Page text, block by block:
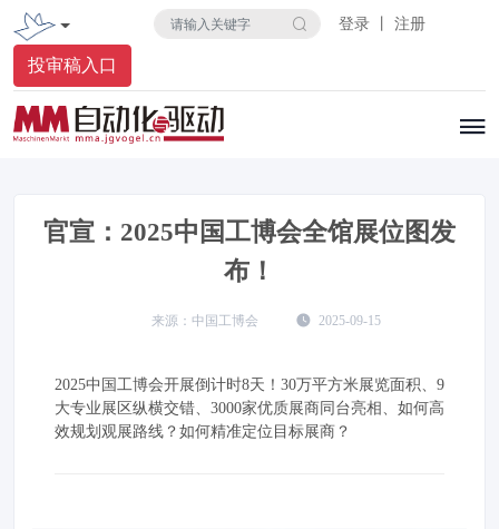
登录 丨 注册
投审稿入口
官宣：2025中国工博会全馆展位图发
布！
中国工博会 2025-09-15
2025中国工博会开展倒计时8天！30万平方米展览面积、9
大专业展区纵横交错、3000家优质展商同台亮相、如何高
效规划观展路线？如何精准定位目标展商？